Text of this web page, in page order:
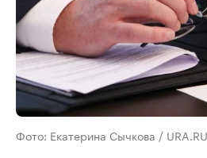
Фото: Екатерина Сычкова / URA.RU